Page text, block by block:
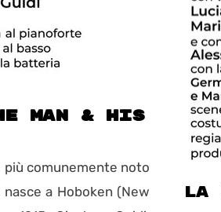
MAN & HIS
più comunemente noto
nasce a Hoboken (New
LA